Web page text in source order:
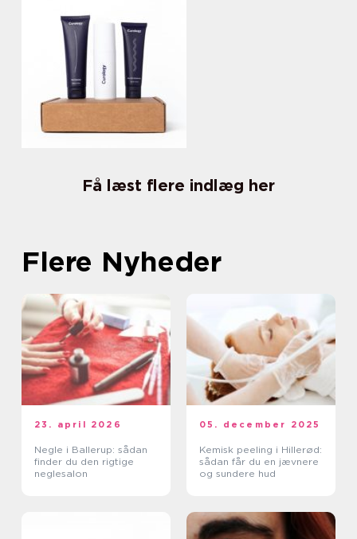
Få læst flere indlæg her
Flere Nyheder
23. april 2026
Negle i Ballerup: sådan
finder du den rigtige
neglesalon
05. december 2025
Kemisk peeling i Hillerød:
sådan får du en jævnere
og sundere hud